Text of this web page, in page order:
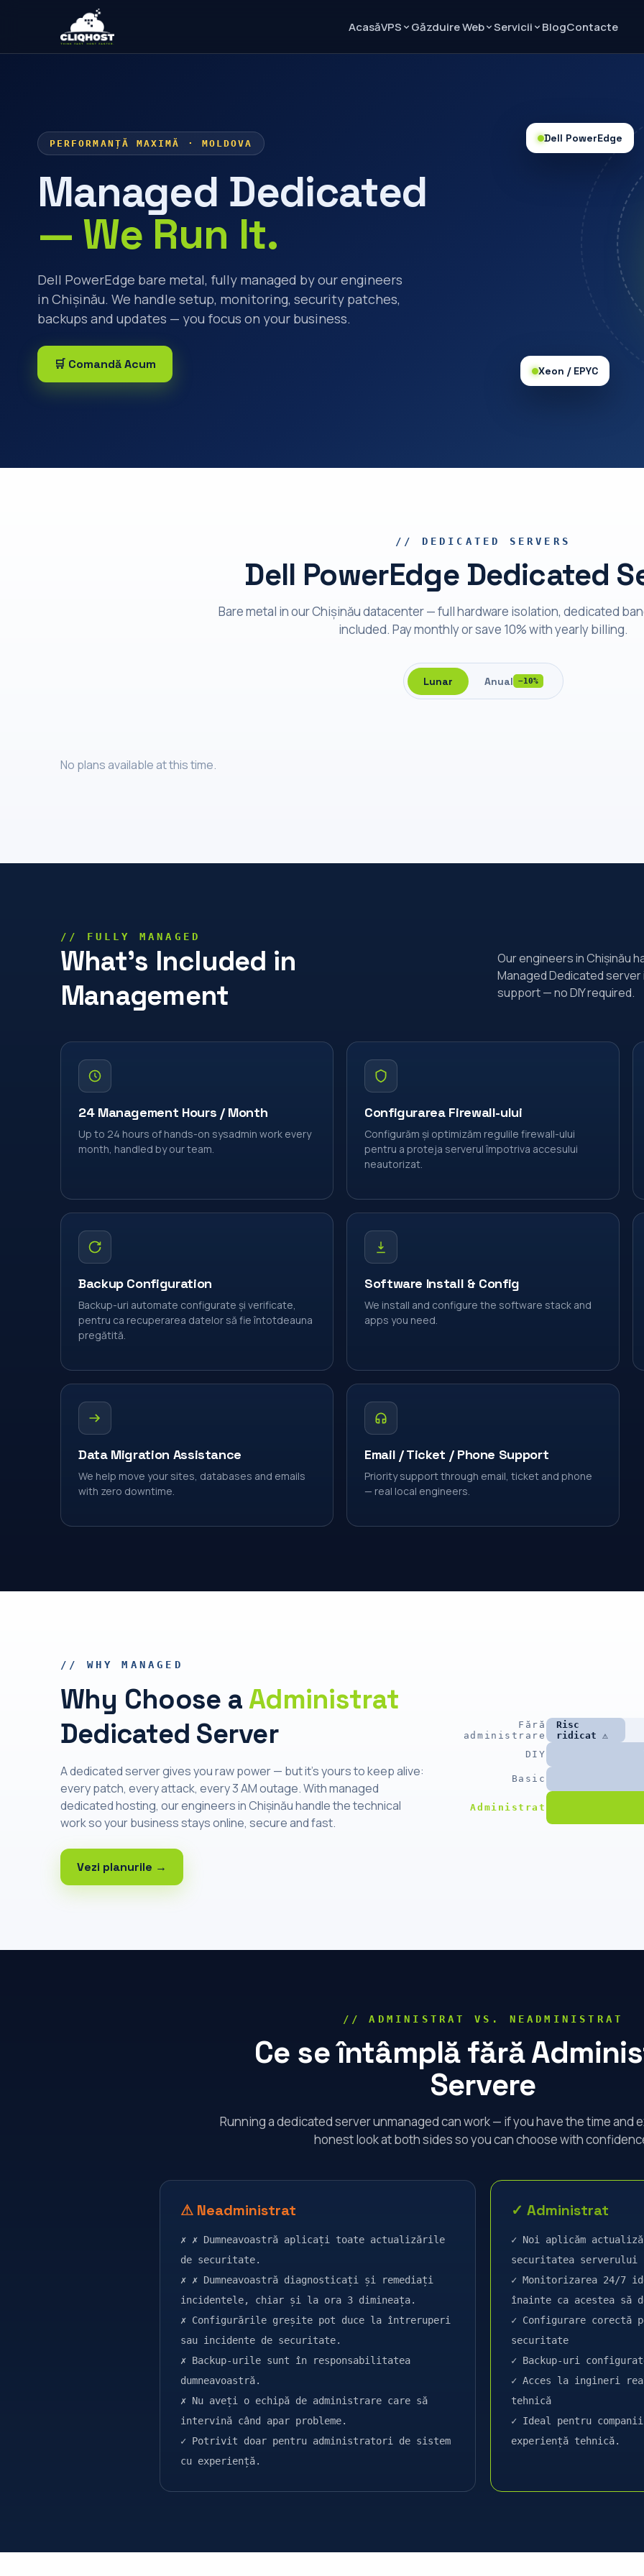
AcasăVPS Găzduire Web Servicii BlogContacte
PERFORMANȚĂ MAXIMĂ · MOLDOVA
Managed Dedicated
— We Run It.
Dell PowerEdge bare metal, fully managed by our engineers
in Chișinău. We handle setup, monitoring, security patches,
backups and updates — you focus on your business.
🛒 Comandă Acum
Dell PowerEdge
Xeon / EPYC
// DEDICATED SERVERS
Dell PowerEdge Dedicated
Bare metal in our Chișinău datacenter — full hardware isolation, dedicated
included. Pay monthly or save 10% with yearly billing.
Lunar Anual −10%
No plans available at this time.
// FULLY MANAGED
What's Included in
Management
Our engineers in Chișinău
Managed Dedicated
support — no DIY required.
24 Management Hours / Month
Up to 24 hours of hands-on sysadmin work every
month, handled by our team.
Configurarea Firewall-ului
Configurăm și optimizăm regulile firewall-ului
pentru a proteja serverul împotriva accesului
neautorizat.
Backup Configuration
Backup-uri automate configurate și verificate,
pentru ca recuperarea datelor să fie întotdeauna
pregătită.
Software Install & Config
We install and configure the software stack and
apps you need.
Data Migration Assistance
We help move your sites, databases and emails
with zero downtime.
Email / Ticket / Phone Support
Priority support through email, ticket and phone
— real local engineers.
// WHY MANAGED
Why Choose aAdministrat
Dedicated Server
A dedicated server gives you raw power — but it's yours to keep alive:
every patch, every attack, every 3 AM outage. With managed
dedicated hosting, our engineers in Chișinău handle the technical
work so your business stays online, secure and fast.
Vezi planurile →
Fără
administrare
Risc
ridicat ⚠
DIY
Basic
Administrat
// ADMINISTRAT VS. NEADMINISTRAT
Ce se întâmplă fără
Servere
Running a dedicated server unmanaged can work — if you have the time and
honest look at both sides so you can choose with
⚠ Neadministrat
✗ ✗ Dumneavoastră aplicați toate actualizările
de securitate.
✗ ✗ Dumneavoastră diagnosticați și remediați
incidentele, chiar și la ora 3 dimineața.
✗ Configurările greșite pot duce la întreruperi
sau incidente de securitate.
✗ Backup-urile sunt în responsabilitatea
dumneavoastră.
✗ Nu aveți o echipă de administrare care să
intervină când apar probleme.
✓ Potrivit doar pentru administratori de sistem
cu experiență.
✓ Administrat
✓ Noi aplicăm
securitatea serverului
✓ Monitorizarea 24/7
înainte ca acestea să
✓ Configurare
securitate
✓ Backup-uri
✓ Acces la ingineri
tehnică
✓ Ideal pentru
experiență tehnică.